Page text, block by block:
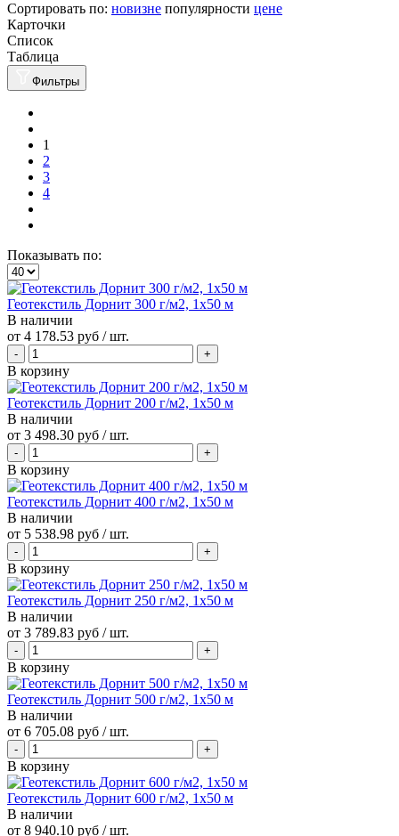
Сортировать по: новизне популярности цене
Карточки
Список
Таблица
Фильтры
1
2
3
4
Показывать по:
Геотекстиль Дорнит 300 г/м2, 1х50 м
В наличии
от 4 178.53 руб / шт.
В корзину
Геотекстиль Дорнит 200 г/м2, 1х50 м
В наличии
от 3 498.30 руб / шт.
В корзину
Геотекстиль Дорнит 400 г/м2, 1х50 м
В наличии
от 5 538.98 руб / шт.
В корзину
Геотекстиль Дорнит 250 г/м2, 1х50 м
В наличии
от 3 789.83 руб / шт.
В корзину
Геотекстиль Дорнит 500 г/м2, 1х50 м
В наличии
от 6 705.08 руб / шт.
В корзину
Геотекстиль Дорнит 600 г/м2, 1х50 м
В наличии
от 8 940.10 руб / шт.